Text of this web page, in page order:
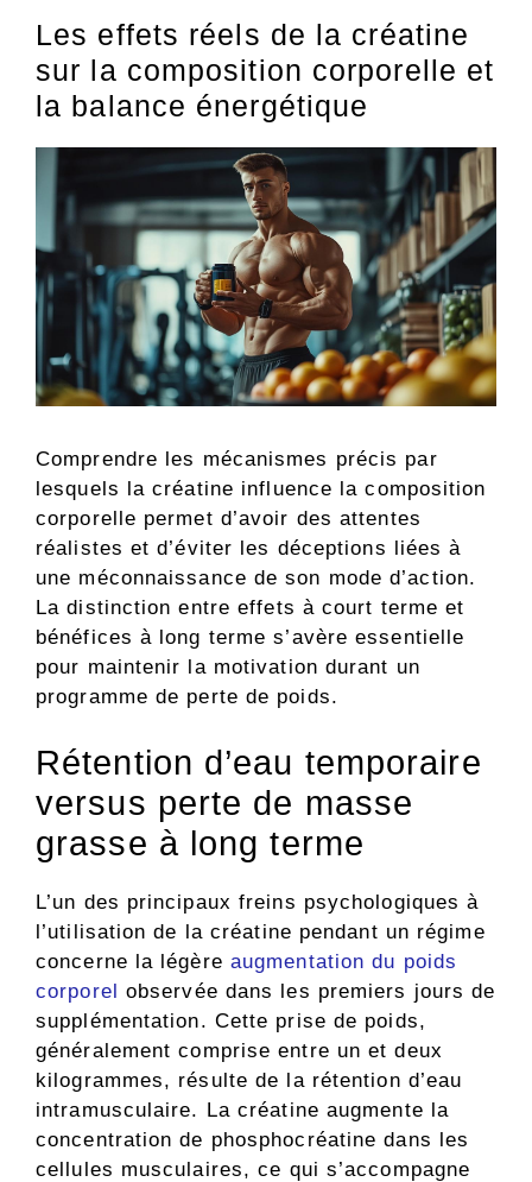
Les effets réels de la créatine
sur la composition corporelle et
la balance énergétique
Comprendre les mécanismes précis par
lesquels la créatine influence la composition
corporelle permet d’avoir des attentes
réalistes et d’éviter les déceptions liées à
une méconnaissance de son mode d’action.
La distinction entre effets à court terme et
bénéfices à long terme s’avère essentielle
pour maintenir la motivation durant un
programme de perte de poids.
Rétention d’eau temporaire
versus perte de masse
grasse à long terme
L’un des principaux freins psychologiques à
l’utilisation de la créatine pendant un régime
concerne la légère augmentation du poids
corporel observée dans les premiers jours de
supplémentation. Cette prise de poids,
généralement comprise entre un et deux
kilogrammes, résulte de la rétention d’eau
intramusculaire. La créatine augmente la
concentration de phosphocréatine dans les
cellules musculaires, ce qui s’accompagne